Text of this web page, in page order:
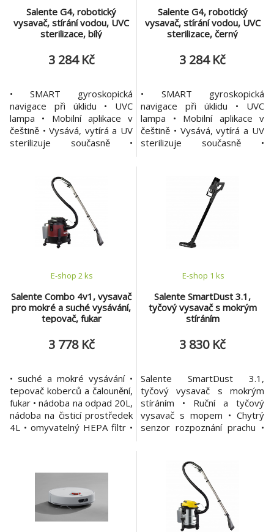
Salente G4, robotický
vysavač, stírání vodou, UVC
sterilizace, bílý
3 284 Kč
• SMART gyroskopická
navigace při úklidu • UVC
lampa • Mobilní aplikace v
češtině • Vysává, vytírá a UV
sterilizuje současně •
nádoba na vodu a prach •
Plánovaný úklid • Centrální
TURBO kartáč a dvojice
bočních kartáčů Robotický
vysavač 3v1 s mobilní aplikací
Salente G4 je schopen vaš
Salente G4, robotický
vysavač, stírání vodou, UVC
sterilizace, černý
3 284 Kč
• SMART gyroskopická
navigace při úklidu • UVC
lampa • Mobilní aplikace v
češtině • Vysává, vytírá a UV
sterilizuje současně •
nádoba na vodu a prach •
Plánovaný úklid • Centrální
TURBO kartáč a dvojice
bočních kartáčů Robotický
vysavač 3v1 s mobilní aplikací
Salente G4 je schopen vaš
Salente Combo 4v1, vysavač
pro mokré a suché vysávání,
tepovač, fukar
E-shop 2 ks
3 778 Kč
• suché a mokré vysávání •
tepovač koberců a čalounění,
fukar • nádoba na odpad 20L,
nádoba na čisticí prostředek
4L • omyvatelný HEPA filtr •
vysoký sací výkon 1400W •
bohaté příslušenství
Víceúčelový vysavač Salente
Combo 4v1 využijete
prakticky všud
Salente SmartDust 3.1,
tyčový vysavač s mokrým
stíráním
E-shop 1 ks
3 830 Kč
Salente SmartDust 3.1,
tyčový vysavač s mokrým
stíráním • Ruční a tyčový
vysavač s mopem • Chytrý
senzor rozpoznání prachu •
minut • Barevný LCD displej •
Motorizovaná hubice s LED
světlem • Kartáče na koberce
a tvrdé podlahy • Výkonný
400W BLDC motor • Vysoký
sací výkon až 28 kPa